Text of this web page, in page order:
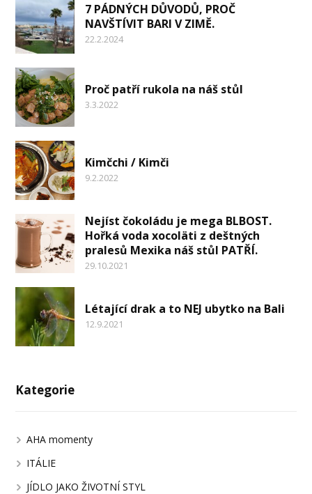
7 PÁDNÝCH DŮVODŮ, PROČ
NAVŠTÍVIT BARI V ZIMĚ.
22.2.2024
Proč patří rukola na náš stůl
3.3.2022
Kimčchi / Kimči
9.2.2022
Nejíst čokoládu je mega BLBOST.
Hořká voda xocoläti z deštných
pralesů Mexika náš stůl PATŘÍ.
29.10.2021
Létající drak a to NEJ ubytko na Bali
12.9.2021
Kategorie
AHA momenty
ITÁLIE
JÍDLO JAKO ŽIVOTNÍ STYL